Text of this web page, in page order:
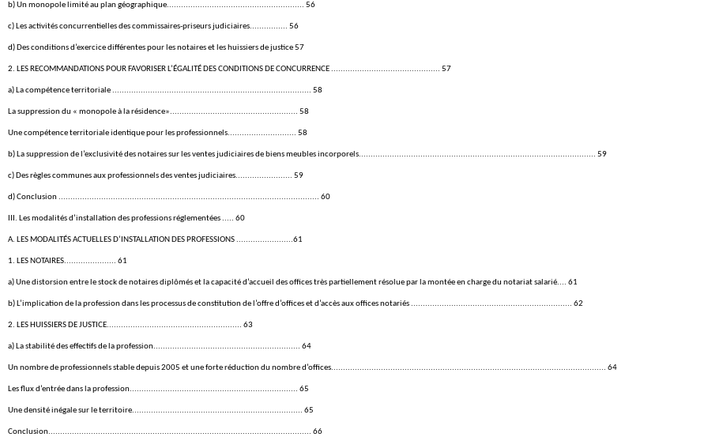
b) Un monopole limité au plan géographique.......................................................... 56
c) Les activités concurrentielles des commissaires-priseurs judiciaires................ 56
d) Des conditions d’exercice différentes pour les notaires et les huissiers de justice 57
2. LES RECOMMANDATIONS POUR FAVORISER L’ÉGALITÉ DES CONDITIONS DE CONCURRENCE .............................................. 57
a) La compétence territoriale .................................................................................... 58
La suppression du « monopole à la résidence»...................................................... 58
Une compétence territoriale identique pour les professionnels............................. 58
b) La suppression de l’exclusivité des notaires sur les ventes judiciaires de biens meubles incorporels.................................................................................................... 59
c) Des règles communes aux professionnels des ventes judiciaires........................ 59
d) Conclusion .............................................................................................................. 60
III. Les modalités d’installation des professions réglementées ..... 60
A. LES MODALITÉS ACTUELLES D’INSTALLATION DES PROFESSIONS ........................61
1. LES NOTAIRES...................... 61
a) Une distorsion entre le stock de notaires diplômés et la capacité d’accueil des offices très partiellement résolue par la montée en charge du notariat salarié.... 61
b) L’implication de la profession dans les processus de constitution de l’offre d’offices et d’accès aux offices notariés .................................................................... 62
2. LES HUISSIERS DE JUSTICE......................................................... 63
a) La stabilité des effectifs de la profession.............................................................. 64
Un nombre de professionnels stable depuis 2005 et une forte réduction du nombre d’offices.................................................................................................................... 64
Les flux d’entrée dans la profession....................................................................... 65
Une densité inégale sur le territoire........................................................................ 65
Conclusion............................................................................................................... 66